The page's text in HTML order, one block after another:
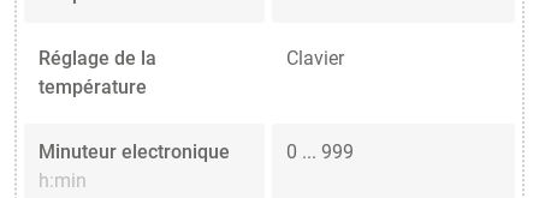
Réglage de la
température
Clavier
Minuteur electronique
h:min
0 ... 999